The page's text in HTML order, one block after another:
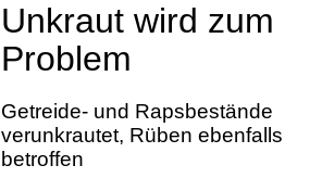
Unkraut wird zum
Problem
Getreide- und Rapsbestände
verunkrautet, Rüben ebenfalls
betroffen